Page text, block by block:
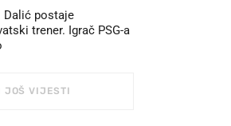
Dalić postaje
trener. Igrač PSG-a
JOŠ VIJESTI